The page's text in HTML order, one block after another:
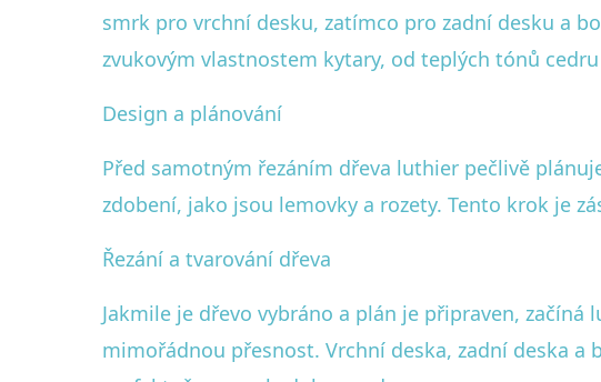
smrk pro vrchní desku, zatímco pro zadní desku a
zvukovým vlastnostem kytary, od teplých tónů
Design a plánování
Před samotným řezáním dřeva luthier pečlivě
zdobení, jako jsou lemovky a rozety. Tento krok je
Řezání a tvarování dřeva
Jakmile je dřevo vybráno a plán je připraven,
mimořádnou přesnost. Vrchní deska, zadní deska a